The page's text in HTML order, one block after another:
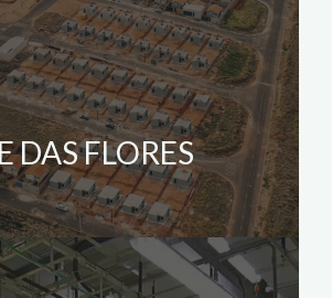
DAS FLORES